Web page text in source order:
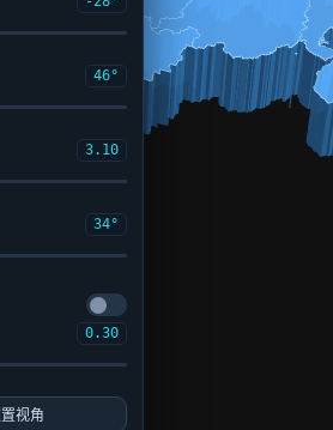
46°
3.10
34°
0.30
视角